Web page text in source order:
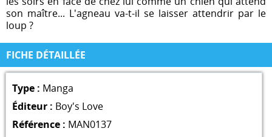
son maître... L'agneau va-t-il se laisser attendrir par le
loup ?
FICHE DÉTAILLÉE
Type : Manga
Éditeur : Boy's Love
Référence : MAN0137